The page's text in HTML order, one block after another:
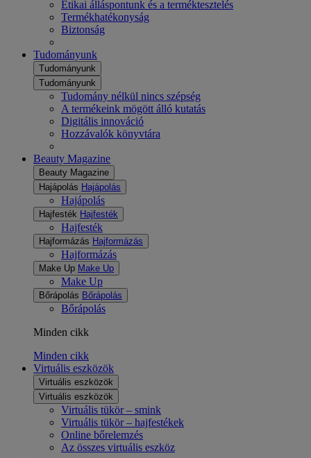
Etikai álláspontunk és a terméktesztelés
Termékhatékonyság
Biztonság
Tudományunk
Tudományunk
Tudományunk
Tudomány nélkül nincs szépség
A termékeink mögött álló kutatás
Digitális innováció
Hozzávalók könyvtára
Beauty Magazine
Beauty Magazine
Hajápolás Hajápolás
Hajápolás
Hajfesték Hajfesték
Hajfesték
Hajformázás Hajformázás
Hajformázás
Make Up Make Up
Make Up
Bőrápolás Bőrápolás
Bőrápolás
Minden cikk
Minden cikk
Virtuális eszközök
Virtuális eszközök
Virtuális eszközök
Virtuális tükör – smink
Virtuális tükör – hajfestékek
Online bőrelemzés
Az összes virtuális eszköz